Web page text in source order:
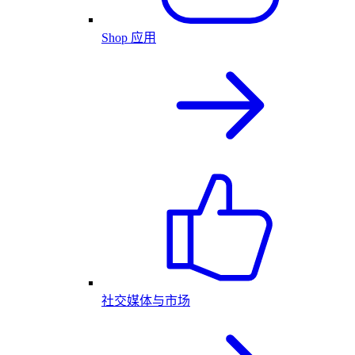
Shop 应用
社交媒体与市场